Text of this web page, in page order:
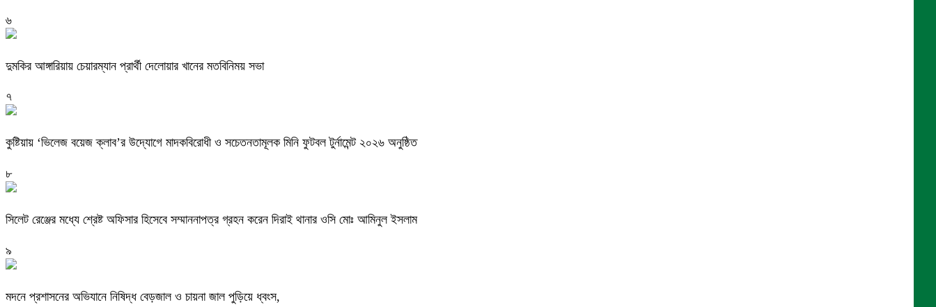
৬
দুমকির আঙ্গারিয়ায় চেয়ারম্যান প্রার্থী দেলোয়ার খানের মতবিনিময় সভা
৭
কুষ্টিয়ায় ‘ভিলেজ বয়েজ ক্লাব’র উদ্যোগে মাদকবিরোধী ও সচেতনতামূলক মিনি ফুটবল টুর্নামেন্ট ২০২৬ অনুষ্ঠিত
৮
সিলেট রেঞ্জের মধ্যে শ্রেষ্ট অফিসার হিসেবে সম্মাননাপত্র গ্রহন করেন দিরাই থানার ওসি মোঃ আমিনুল ইসলাম
৯
মদনে প্রশাসনের অভিযানে নিষিদ্ধ বেড়জাল ও চায়না জাল পুড়িয়ে ধ্বংস,